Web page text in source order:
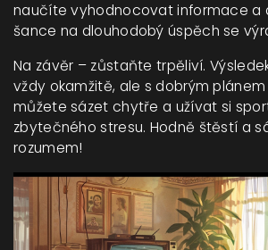
naučíte vyhodnocovat informace a
šance na dlouhodobý úspěch se
Na závěr – zůstaňte trpěliví.
vždy okamžitě, ale s dobrým
můžete sázet chytře a užívat si
zbytečného stresu. Hodně štěstí a
rozumem!